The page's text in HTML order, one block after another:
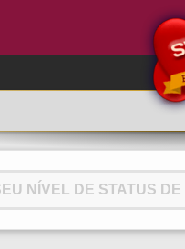
NÍVEL DE STATUS